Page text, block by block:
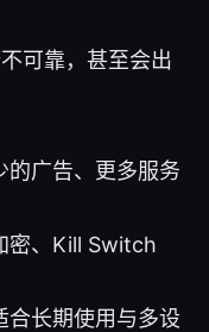
可靠，甚至会出
的广告、更多服务
密、Kill Switch
合长期使用与多设